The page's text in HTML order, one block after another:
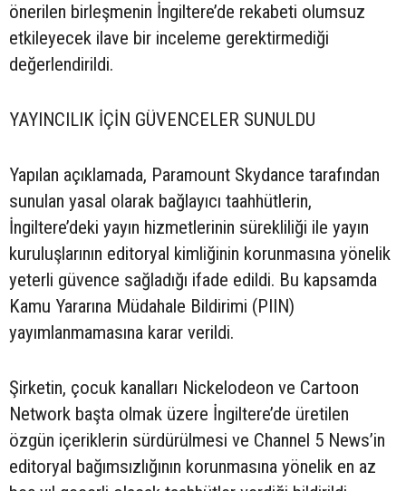
önerilen birleşmenin İngiltere’de rekabeti olumsuz
etkileyecek ilave bir inceleme gerektirmediği
değerlendirildi.
YAYINCILIK İÇİN GÜVENCELER SUNULDU
Yapılan açıklamada, Paramount Skydance tarafından
sunulan yasal olarak bağlayıcı taahhütlerin,
İngiltere’deki yayın hizmetlerinin sürekliliği ile yayın
kuruluşlarının editoryal kimliğinin korunmasına yönelik
yeterli güvence sağladığı ifade edildi. Bu kapsamda
Kamu Yararına Müdahale Bildirimi (PIIN)
yayımlanmamasına karar verildi.
Şirketin, çocuk kanalları Nickelodeon ve Cartoon
Network başta olmak üzere İngiltere’de üretilen
özgün içeriklerin sürdürülmesi ve Channel 5 News’in
editoryal bağımsızlığının korunmasına yönelik en az